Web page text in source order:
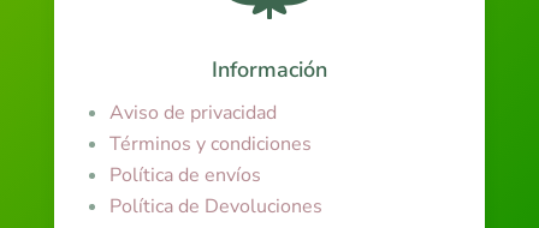
Información
Aviso de privacidad
Términos y condiciones
Política de envíos
Política de Devoluciones